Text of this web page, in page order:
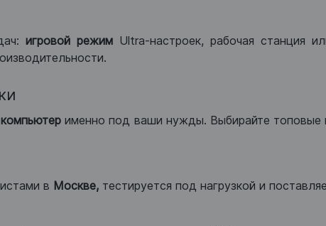
игровой режим Ultra-настроек, рабочая станция
именно под ваши нужды. Выбирайте
в Москве, тестируется под нагрузкой и